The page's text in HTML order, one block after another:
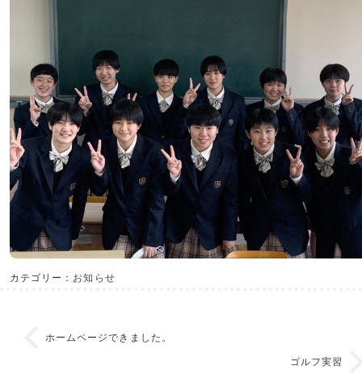
カテゴリー： お知らせ
ホームページできました。
ゴルフ実習